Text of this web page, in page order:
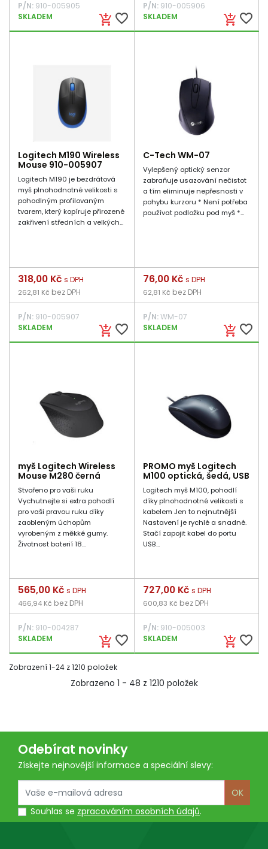
add_shopping_cart favorite_border
P/N: 910-005905
SKLADEM
add_shopping_cart favorite_border
P/N:910-005906
SKLADEM
Logitech M190 Wireless
Mouse 910-005907
Logitech M190 je bezdrátová
myš plnohodnotné velikosti s
pohodlným profilovaným
tvarem, který kopíruje přirozené
zakřivení středních a velkých...
add_shopping_cart favorite_border
Cena
318,00 Kč s DPH
262,81 Kč bez DPH
P/N: 910-005907
SKLADEM
C-Tech WM-07
Vylepšený optický senzor
zabraňuje usazování nečistot
a tím eliminuje nepřesnosti v
pohybu kurzoru * Není potřeba
používat podložku pod myš *...
add_shopping_cart favorite_border
Cena
76,00 Kč s DPH
62,81 Kč bez DPH
P/N:WM-07
SKLADEM
myš Logitech Wireless
Mouse M280 černá
Stvořeno pro vaši ruku
Vychutnejte si extra pohodlí
pro vaši pravou ruku díky
zaobleným úchopům
vyrobeným z měkké gumy.
Životnost baterií 18...
add_shopping_cart favorite_border
Cena
565,00 Kč s DPH
466,94 Kč bez DPH
P/N: 910-004287
SKLADEM
PROMO myš Logitech
M100 optická, šedá, USB
Logitech myš M100, pohodlí
díky plnohodnotné velikosti s
kabelem Jen to nejnutnější
Nastavení je rychlé a snadné.
Stačí zapojit kabel do portu
USB...
add_shopping_cart favorite_border
Cena
727,00 Kč s DPH
600,83 Kč bez DPH
P/N:910-005003
SKLADEM
Zobrazení 1-24 z 1210 položek
Zobrazeno 1 - 48 z 1210 položek
Odebírat novinky
Získejte nejnovější informace a speciální slevy:
OK
Souhlas se zpracováním osobních údajů.